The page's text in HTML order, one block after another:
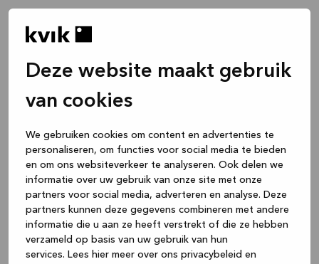
Deze website maakt gebruik
van cookies
We gebruiken cookies om content en advertenties te
personaliseren, om functies voor social media te bieden
en om ons websiteverkeer te analyseren. Ook delen we
informatie over uw gebruik van onze site met onze
partners voor social media, adverteren en analyse. Deze
partners kunnen deze gegevens combineren met andere
informatie die u aan ze heeft verstrekt of die ze hebben
verzameld op basis van uw gebruik van hun
services. Lees hier meer over ons privacybeleid en